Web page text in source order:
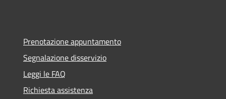
Prenotazione appuntamento
Segnalazione disservizio
Leggi le FAQ
Richiesta assistenza